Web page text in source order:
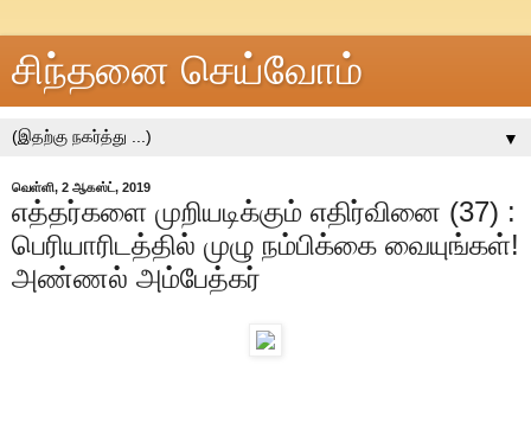
சிந்தனை செய்வோம்
▼
வெள்ளி, 2 ஆகஸ்ட், 2019
எத்தர்களை முறியடிக்கும் எதிர்வினை (37) :
பெரியாரிடத்தில் முழு நம்பிக்கை வையுங்கள்!
அண்ணல் அம்பேத்கர்